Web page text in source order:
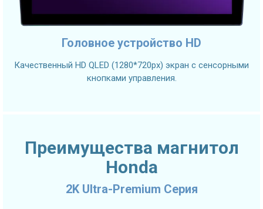
Головное устройство HD
Качественный HD QLED (1280*720px) экран с сенсорными
кнопками управления.
Преимущества магнитол
Honda
2K Ultra-Premium Серия